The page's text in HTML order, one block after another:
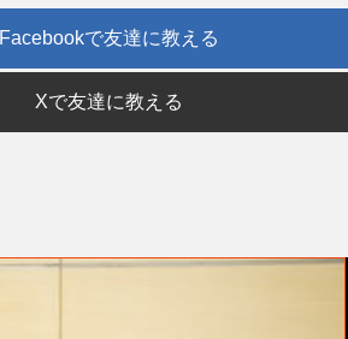
Facebookで友達に教える
Xで友達に教える